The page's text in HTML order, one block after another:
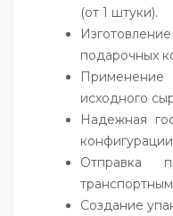
(от 1 штуки).
подарочных
Применение
исходного
Надежная
Отправка
Создание